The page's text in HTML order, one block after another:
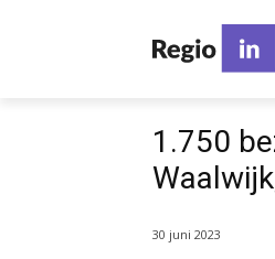
1.750
30 juni 2023